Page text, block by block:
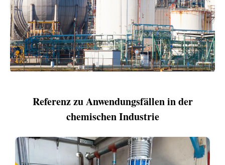
Referenz zu Anwendungsfällen in der
chemischen Industrie